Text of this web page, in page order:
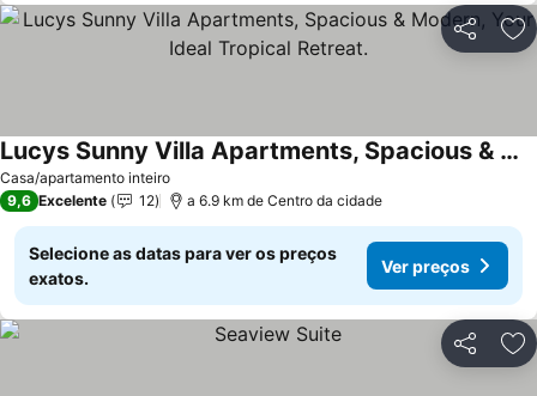
Partilhar
Casa/apartamento inteiro
Lucys Sunny Villa Apartments, Spacious & Modern, Your Ideal Tropical Retreat.
Ver preços
9,6 Excelente 12 a 6.9 km de Centro da cidade
Selecione as datas para ver os preços
exatos.
Ver preços
Partilhar